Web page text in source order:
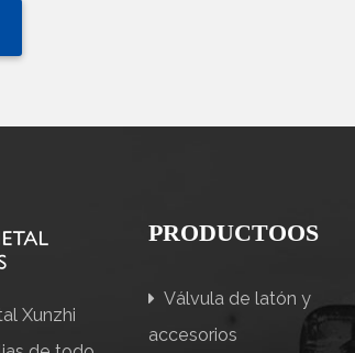
Xunzhi
PRODUCTOOS
Válvula de latón y
accesorios